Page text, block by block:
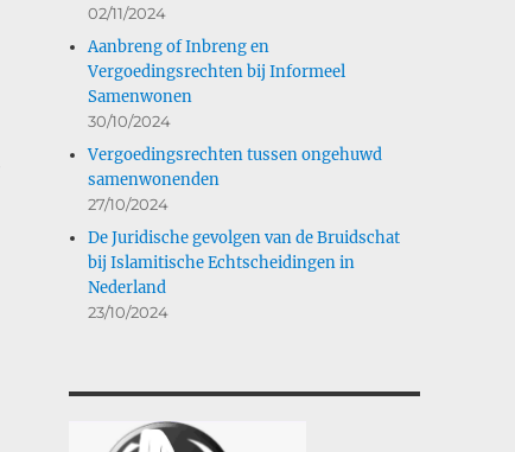
02/11/2024
Aanbreng of Inbreng en
Vergoedingsrechten bij Informeel
Samenwonen
30/10/2024
Vergoedingsrechten tussen ongehuwd
samenwonenden
27/10/2024
De Juridische gevolgen van de Bruidschat
bij Islamitische Echtscheidingen in
Nederland
23/10/2024